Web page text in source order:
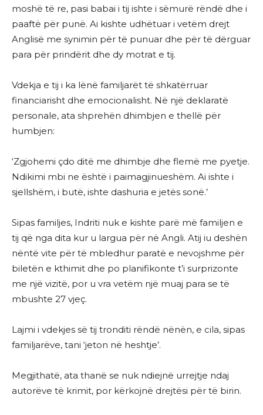
moshë të re, pasi babai i tij ishte i sëmurë rëndë dhe i
paaftë për punë. Ai kishte udhëtuar i vetëm drejt
Anglisë me synimin për të punuar dhe për të dërguar
para për prindërit dhe dy motrat e tij.
Vdekja e tij i ka lënë familjarët të shkatërruar
financiarisht dhe emocionalisht. Në një deklaratë
personale, ata shprehën dhimbjen e thellë për
humbjen:
‘Zgjohemi çdo ditë me dhimbje dhe flemë me pyetje.
Ndikimi mbi ne është i paimagjinueshëm. Ai ishte i
sjellshëm, i butë, ishte dashuria e jetës sonë.’
Sipas familjes, Indriti nuk e kishte parë më familjen e
tij që nga dita kur u largua për në Angli. Atij iu deshën
nëntë vite për të mbledhur paratë e nevojshme për
biletën e kthimit dhe po planifikonte t’i surprizonte
me një vizitë, por u vra vetëm një muaj para se të
mbushte 27 vjeç.
Lajmi i vdekjes së tij tronditi rëndë nënën, e cila, sipas
familjarëve, tani ‘jeton në heshtje’.
Megjithatë, ata thanë se nuk ndiejnë urrejtje ndaj
autorëve të krimit, por kërkojnë drejtësi për të birin.